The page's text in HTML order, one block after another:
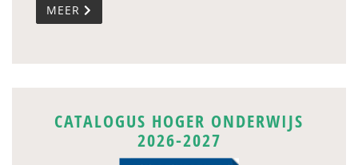
MEER
CATALOGUS HOGER ONDERWIJS
2026-2027